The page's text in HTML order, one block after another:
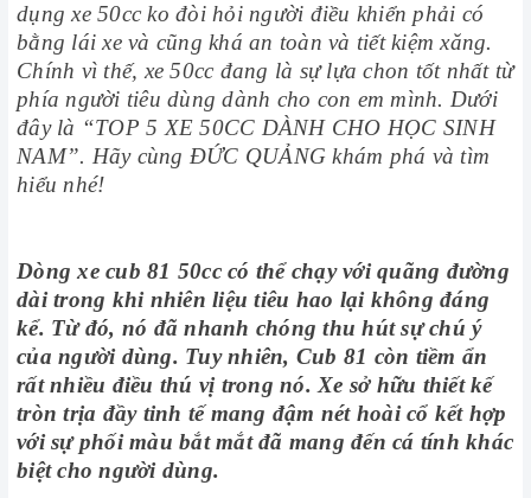
dụng xe 50cc ko đòi hỏi người điều khiển phải có
bằng lái xe và cũng khá an toàn và tiết kiệm xăng.
Chính vì thế, xe 50cc đang là sự lựa chon tốt nhất từ
phía người tiêu dùng dành cho con em mình. Dưới
đây là “TOP 5 XE 50CC DÀNH CHO HỌC SINH
NAM”. Hãy cùng ĐỨC QUẢNG khám phá và tìm
hiểu nhé!
Dòng xe cub 81 50cc có thể chạy với quãng đường
dài trong khi nhiên liệu tiêu hao lại không đáng
kể. Từ đó, nó đã nhanh chóng thu hút sự chú ý
của người dùng. Tuy nhiên, Cub 81 còn tiềm ẩn
rất nhiều điều thú vị trong nó. Xe sở hữu thiết kế
tròn trịa đầy tinh tế mang đậm nét hoài cổ kết hợp
với sự phối màu bắt mắt đã mang đến cá tính khác
biệt cho người dùng.